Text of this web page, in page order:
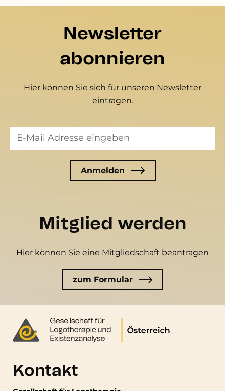
Newsletter
abonnieren
Hier können Sie sich für unseren Newsletter
eintragen.
Mitglied werden
Hier können Sie eine Mitgliedschaft beantragen
zum Formular
Kontakt